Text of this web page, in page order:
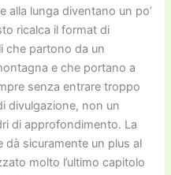
alla lunga diventano un po’
ricalca il format di
che partono da un
e che portano a
senza entrare troppo
divulgazione, non un
di approfondimento. La
dà sicuramente un plus al
molto l’ultimo capitolo